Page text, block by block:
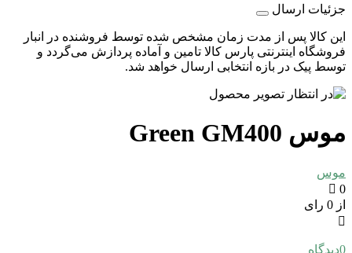
جزئیات ارسال
این کالا پس از مدت زمان مشخص شده توسط فروشنده در انبار
فروشگاه اینترنتی پارس کالا تامین و آماده پردازش می‌گردد و
توسط پیک در بازه انتخابی ارسال خواهد شد.
موس Green GM400
موس
0
از 0 رای
0دیدگاه